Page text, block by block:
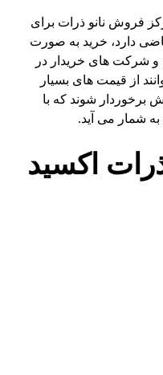
فروش نانو ذرات برای
دارد، خرید به صورت
و شرکت های خریدار در
از قیمت های بسیار
برخوردار شوند که با
شمار می آید.
اکسید